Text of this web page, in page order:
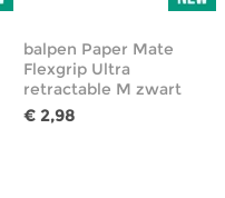
balpen Paper Mate
Flexgrip Ultra
retractable M zwart
€ 2,98